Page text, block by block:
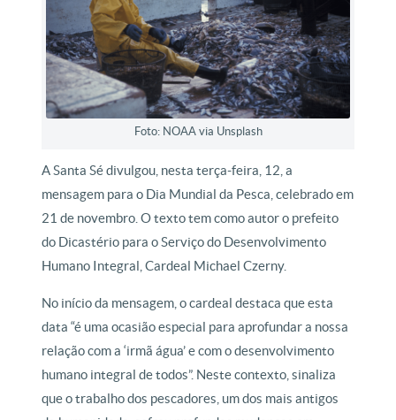
Foto: NOAA via Unsplash
A Santa Sé divulgou, nesta terça-feira, 12, a
mensagem para o Dia Mundial da Pesca, celebrado em
21 de novembro. O texto tem como autor o prefeito
do Dicastério para o Serviço do Desenvolvimento
Humano Integral, Cardeal Michael Czerny.
No início da mensagem, o cardeal destaca que esta
data “é uma ocasião especial para aprofundar a nossa
relação com a ‘irmã água’ e com o desenvolvimento
humano integral de todos”. Neste contexto, sinaliza
que o trabalho dos pescadores, um dos mais antigos